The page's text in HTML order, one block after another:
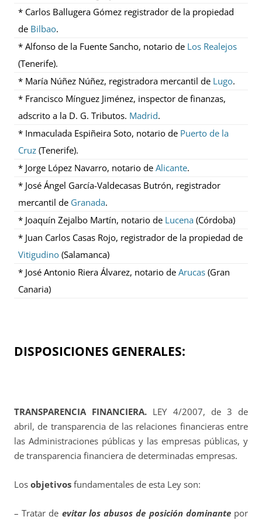
* Carlos Ballugera Gómez registrador de la propiedad
de Bilbao.
* Alfonso de la Fuente Sancho, notario de Los Realejos
(Tenerife).
* María Núñez Núñez, registradora mercantil de Lugo.
* Francisco Mínguez Jiménez, inspector de finanzas,
adscrito a la D. G. Tributos. Madrid.
* Inmaculada Espiñeira Soto, notario de Puerto de la
Cruz (Tenerife).
* Jorge López Navarro, notario deAlicante.
* José Ángel García-Valdecasas Butrón, registrador
mercantil de Granada.
* Joaquín Zejalbo Martín, notario de Lucena (Córdoba)
* Juan Carlos Casas Rojo, registrador de la propiedad de
Vitigudino (Salamanca)
* José Antonio Riera Álvarez, notario deArucas (Gran
Canaria)
DISPOSICIONES GENERALES:
TRANSPARENCIA FINANCIERA. LEY 4/2007, de 3 de
abril, de transparencia de las relaciones financieras entre
las Administraciones públicas y las empresas públicas, y
de transparencia financiera de determinadas empresas.
Los objetivos fundamentales de esta Ley son:
– Tratar de evitar los abusos de posición dominantepor